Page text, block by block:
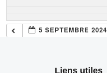
5 SEPTEMBRE 2024
Liens utiles